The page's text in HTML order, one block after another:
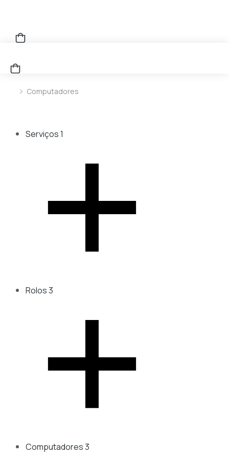
You are here:
Computadores
Serviços1
Rolos3
Computadores3